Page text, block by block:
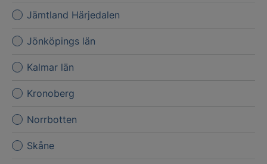
Jämtland Härjedalen
Jönköpings län
Kalmar län
Kronoberg
Norrbotten
Skåne